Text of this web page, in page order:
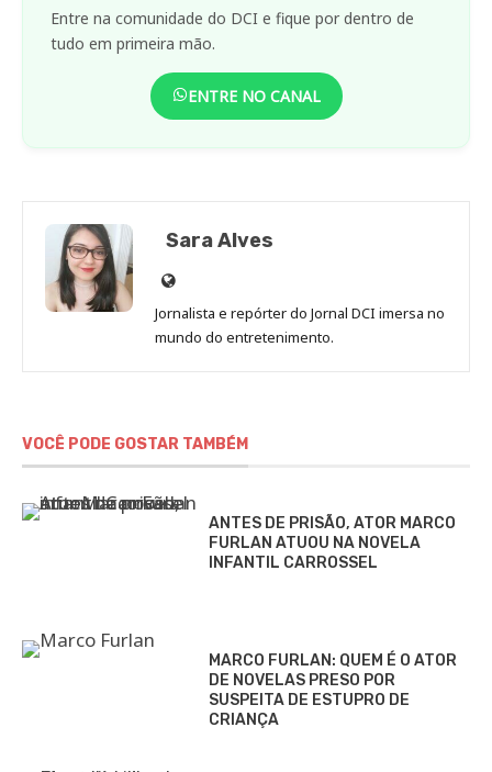
Entre na comunidade do DCI e fique por dentro de
tudo em primeira mão.
ENTRE NO CANAL
Sara Alves
Site
de
Sara
Jornalista e repórter do Jornal DCI imersa no
mundo do entretenimento.
VOCÊ PODE GOSTAR TAMBÉM
ANTES DE PRISÃO, ATOR MARCO
FURLAN ATUOU NA NOVELA
INFANTIL CARROSSEL
MARCO FURLAN: QUEM É O ATOR
DE NOVELAS PRESO POR
SUSPEITA DE ESTUPRO DE
CRIANÇA